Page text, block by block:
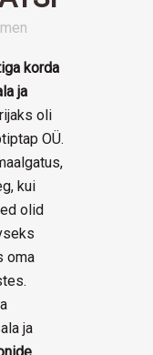
korda
ja
oli
OÜ.
kui
olid
oma
ja